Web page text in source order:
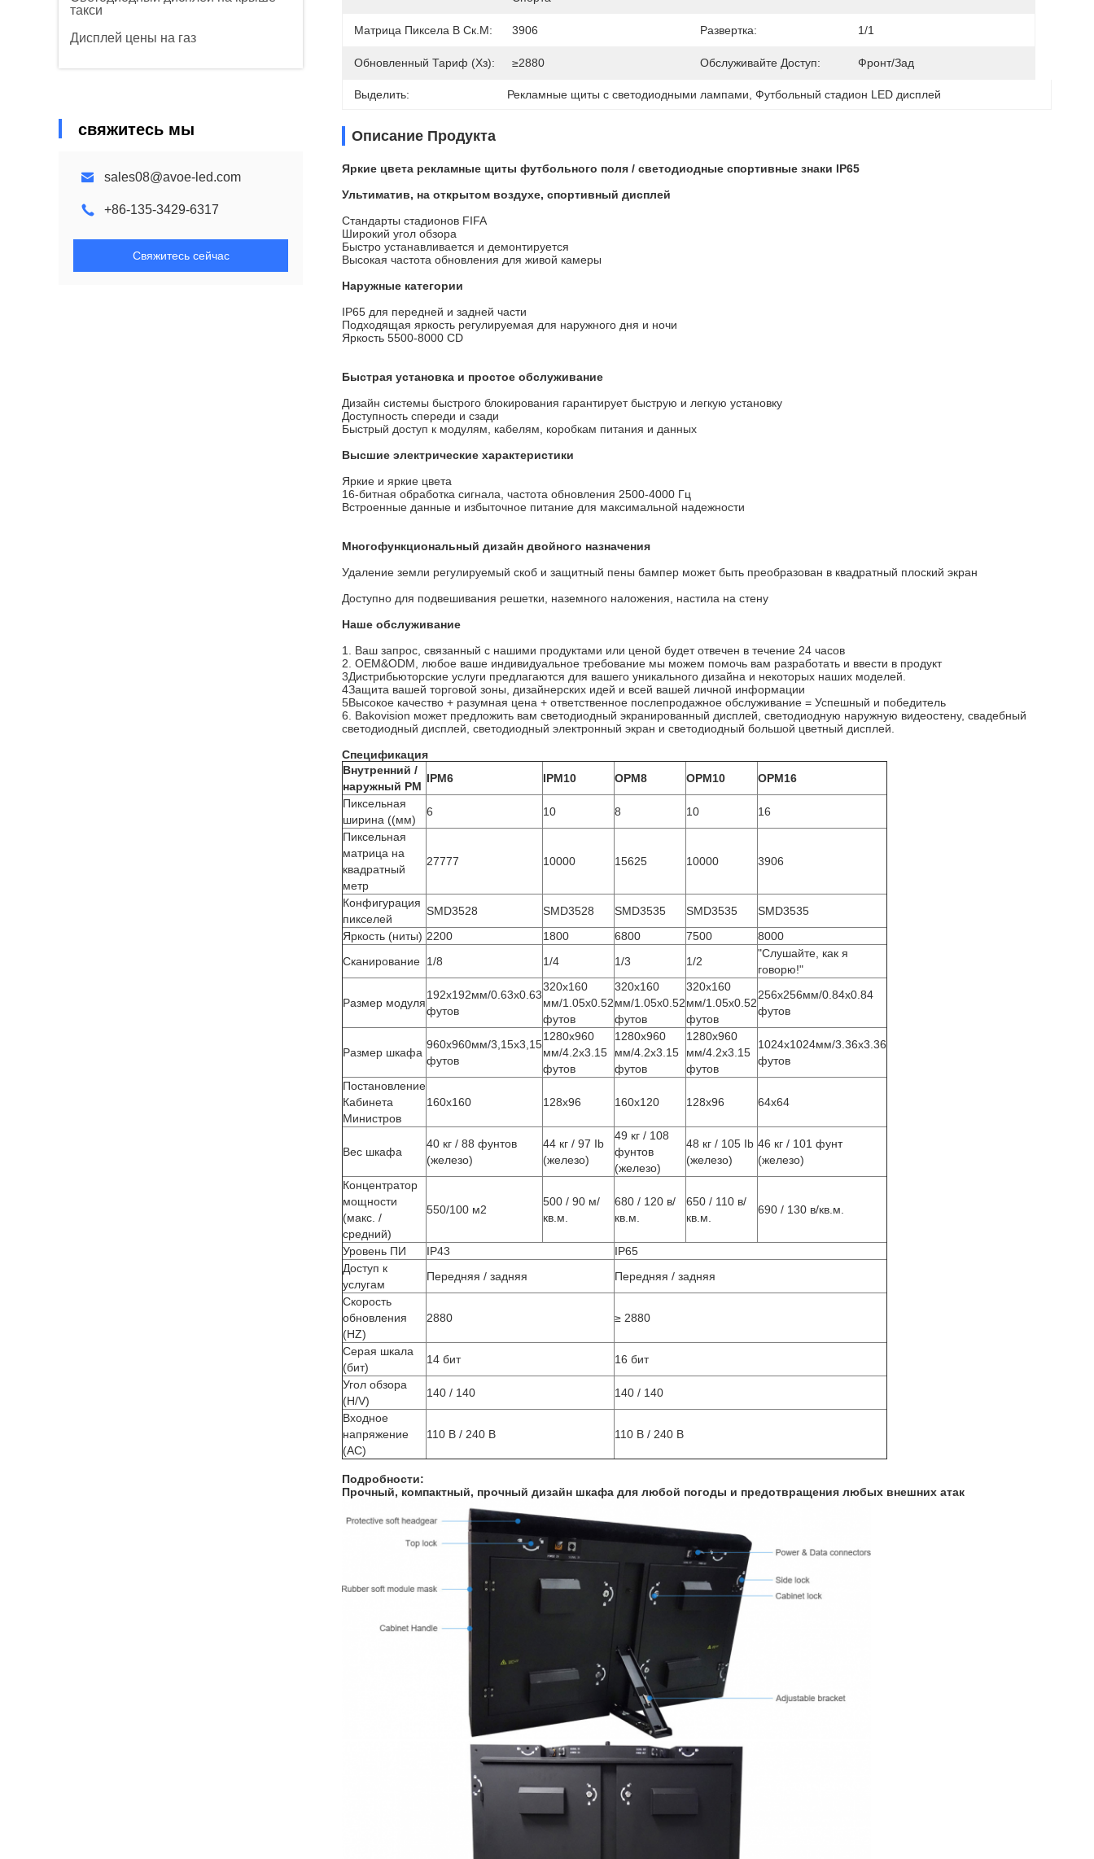
такси
Дисплей цены на газ
свяжитесь мы
sales08@avoe-led.com
+86-135-3429-6317
Свяжитесь сейчас
Матрица Пиксела В Ск.м: 3906 Развертка: 1/1
Обновленный Тариф (Хз): ≥2880 Обслуживайте Доступ: Фронт/зад
Выделить: Рекламные щиты с светодиодными лампами , Футбольный стадион LED дисплей
Описание Продукта
Яркие цвета рекламные щиты футбольного поля / светодиодные спортивные знаки IP65
Ультиматив, на открытом воздухе, спортивный дисплей
Стандарты стадионов FIFA
Широкий угол обзора
Быстро устанавливается и демонтируется
Высокая частота обновления для живой камеры
Наружные категории
IP65 для передней и задней части
Подходящая яркость регулируемая для наружного дня и ночи
Яркость 5500-8000 CD
Быстрая установка и простое обслуживание
Дизайн системы быстрого блокирования гарантирует быструю и легкую установку
Доступность спереди и сзади
Быстрый доступ к модулям, кабелям, коробкам питания и данных
Высшие электрические характеристики
Яркие и яркие цвета
16-битная обработка сигнала, частота обновления 2500-4000 Гц
Встроенные данные и избыточное питание для максимальной надежности
Многофункциональный дизайн двойного назначения
Удаление земли регулируемый скоб и защитный пены бампер может быть преобразован в квадратный плоский экран
Доступно для подвешивания решетки, наземного наложения, настила на стену
Наше обслуживание
1. Ваш запрос, связанный с нашими продуктами или ценой будет отвечен в течение 24 часов
2. OEM&ODM, любое ваше индивидуальное требование мы можем помочь вам разработать и ввести в продукт
3Дистрибьюторские услуги предлагаются для вашего уникального дизайна и некоторых наших моделей.
4Защита вашей торговой зоны, дизайнерских идей и всей вашей личной информации
5Высокое качество + разумная цена + ответственное послепродажное обслуживание = Успешный и победитель
6. Bakovision может предложить вам светодиодный экранированный дисплей, светодиодную наружную видеостену, свадебный
светодиодный дисплей, светодиодный электронный экран и светодиодный большой цветный дисплей.
Спецификация
Внутренний /
наружный PM
IPM6 IPM10 OPM8 OPM10
OPM16
Пиксельная
ширина ((мм)
6 10 8 10
16
Пиксельная
матрица на
квадратный
метр
27777 10000 15625 10000 3906
Конфигурация
пикселей
SMD3528 SMD3528 SMD3535 SMD3535
SMD3535
Яркость (ниты) 2200 1800 6800 7500
8000
Сканирование 1/8 1/4 1/3 1/2
"Слушайте, как я
говорю!"
Размер модуля
192х192мм/0.63х0.63
футов
320х160
мм/1.05х0.52
футов
320х160
мм/1.05х0.52
футов
320х160
мм/1.05х0.52
футов
256х256мм/0.84х0.84
футов
Размер шкафа
960х960мм/3,15х3,15
футов
1280х960
мм/4.2х3.15
футов
1280х960
мм/4.2х3.15
футов
1280х960
мм/4.2х3.15
футов
1024х1024мм/3.36х3.36
футов
Постановление
Кабинета
Министров
160х160 128х96 160х120 128х96 64х64
Вес шкафа
40 кг / 88 фунтов
(железо)
44 кг / 97 Ib
(железо)
49 кг / 108
фунтов
(железо)
48 кг / 105 Ib
(железо)
46 кг / 101 фунт
(железо)
Концентратор
мощности
(макс. /
средний)
550/100 м2
500 / 90 м/
кв.м.
680 / 120 в/
кв.м.
650 / 110 в/
кв.м.
690 / 130 в/кв.м.
Уровень ПИ IP43
IP65
Доступ к
услугам
Передняя / задняя
Передняя / задняя
Скорость
обновления
(HZ)
2880 ≥ 2880
Серая шкала
(бит)
14 бит
16 бит
Угол обзора
(H/V)
140 / 140
140 / 140
Входное
напряжение
(AC)
110 В / 240 В 110 В / 240 В
Подробности:
Прочный, компактный, прочный дизайн шкафа для любой погоды и предотвращения любых внешних атак